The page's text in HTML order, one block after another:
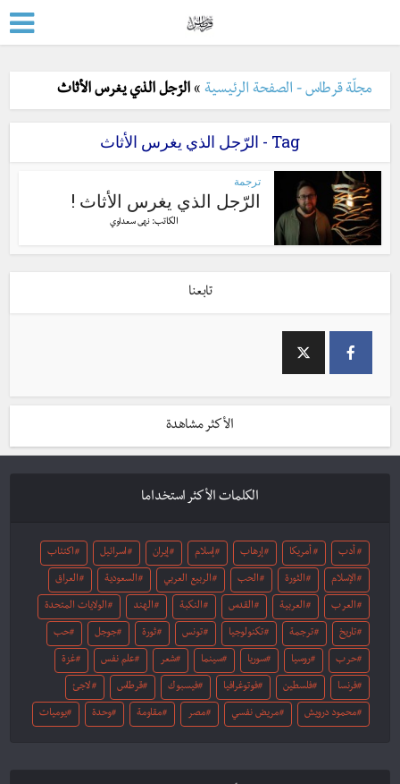
مجلّة قرطاس - الصفحة الرئيسية »الرّجل الذي يغرس الأثاث
Tag - الرّجل الذي يغرس الأثاث
ترجمة
الرّجل الذي يغرس الأثاث !
الكاتب: نهى سعداوي
تابعنا
الأكثر مشاهدة
الكلمات الأكثر استخداما
أدب أمريكا إرهاب إسلام إيران اسرائيل اكتئاب
الإسلام الثورة الحب الربيع العربي السعودية العراق
العرب العربية القدس النكبة الهند الولايات المتحدة
تاريخ ترجمة تكنولوجيا تونس ثورة جوجل حب
حرب روسيا سوريا سينما شعر علم نفس غزة
فرنسا فلسطين فوتوغرافيا فيسبوك قرطاس لاجئ
محمود درويش مريض نفسي مصر مقاومة وحدة يوميات